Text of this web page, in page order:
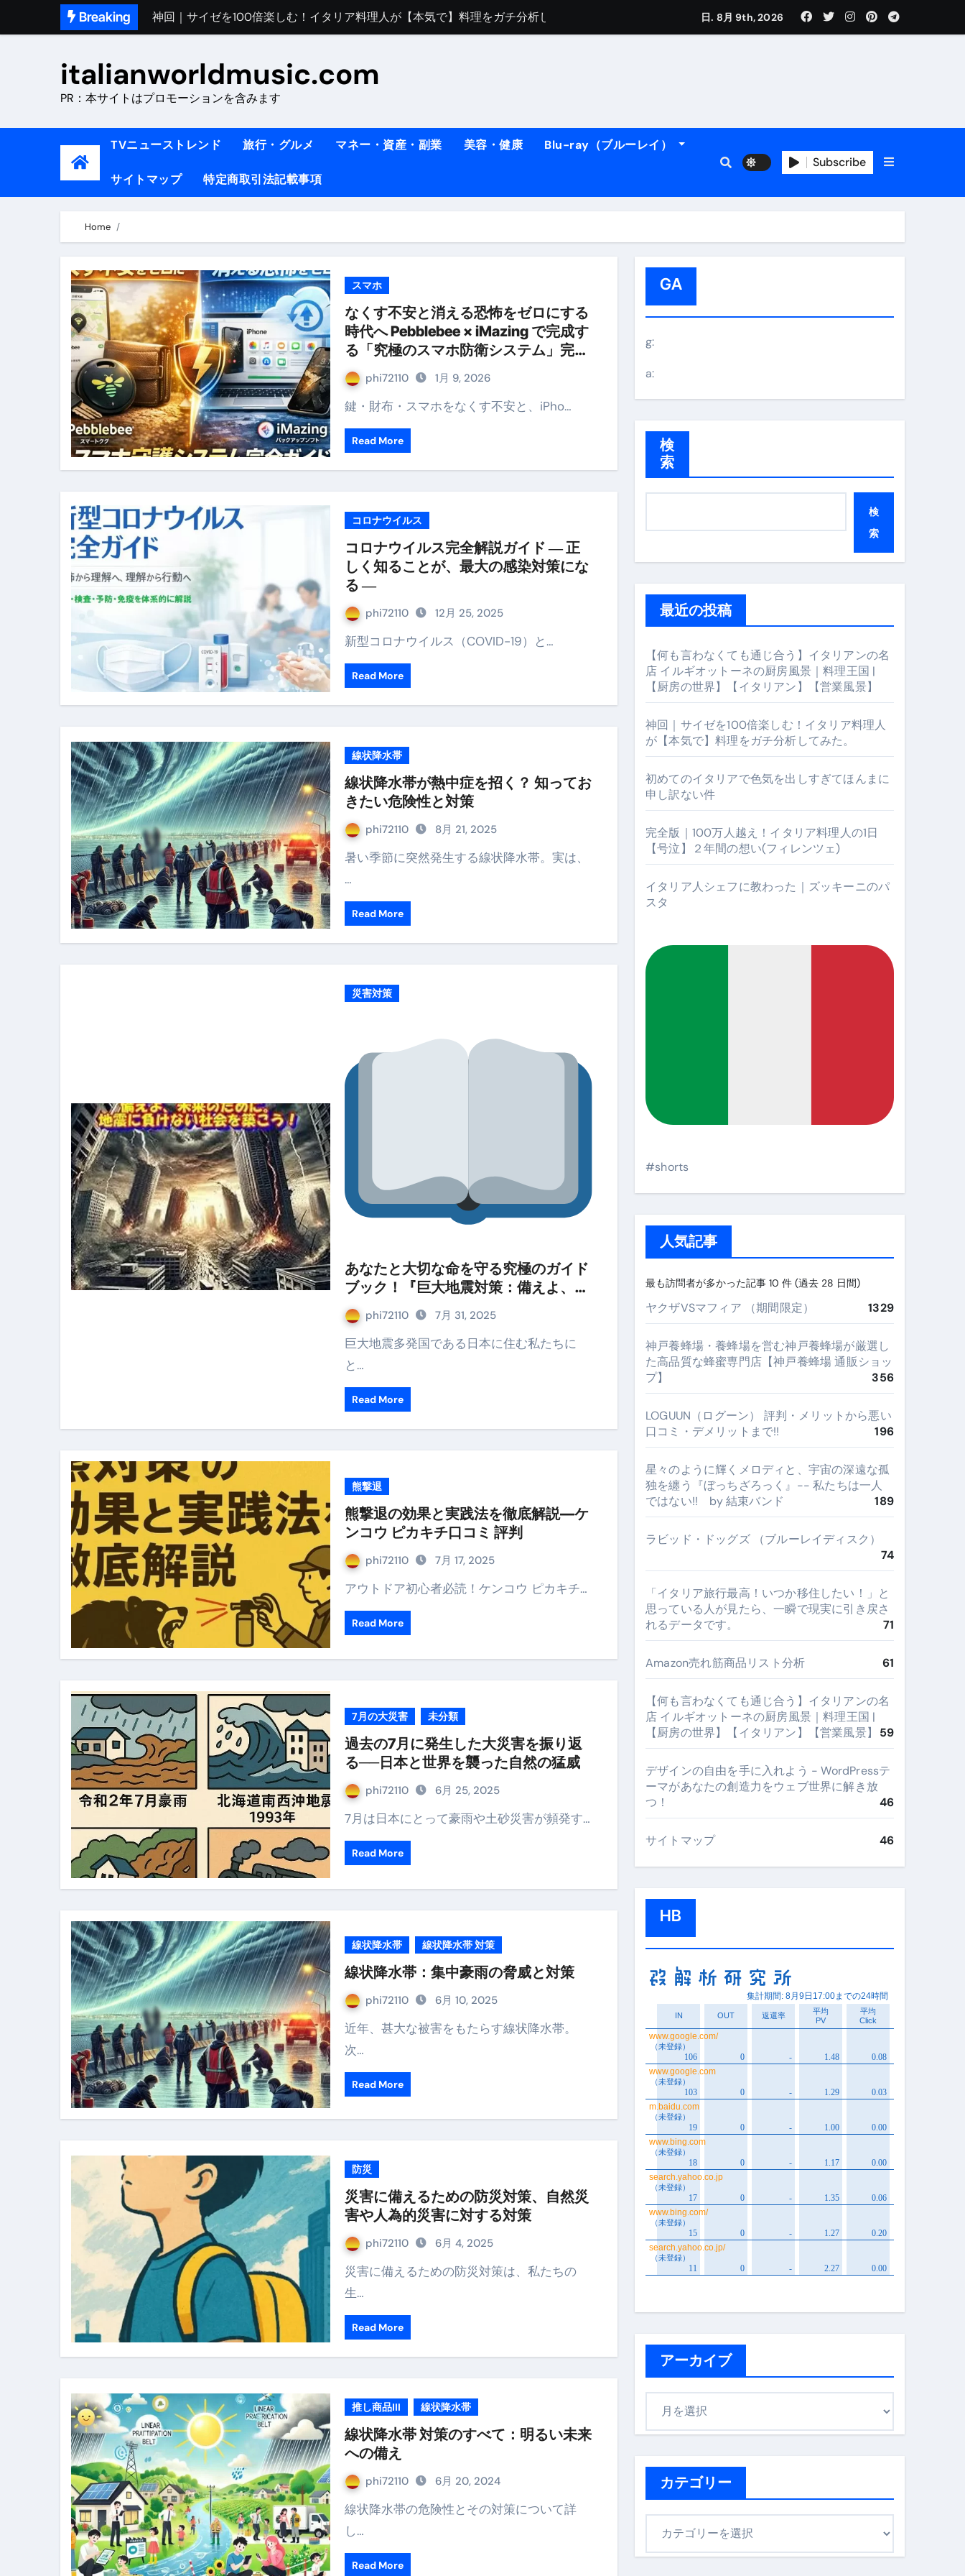
Breaking
初めてのイタリアで色気を出しすぎてほんまに申し訳ない件
イタリア人シェフに教わった｜ズッキーニのパスタ
​「イタリア旅行最高！いつか移住したい！」と思っている人が見たら、一瞬で現実に引き戻されるデータです。
イタリアNo. 1肉料理【ポルケッタ】スーパーの豚肉が大変身#shorts
南イタリアの楽園・ポジターノ＆アマルフィ海岸へ！
トラブル回避のリアルな裏技アド
ラビッド・ドッグズ （ブルーレイディスク）
【カルボナーラの世界】イタリア料理 #Shorts
TRUE COLORS （ブルーレイディスク）
TRUE COLORS
イタリア料理店【営業風景】週末ビリビリのランチ営業
笑む窓のある家 4K修復版 （ブルーレイディスク）
ゼダー/死霊の復活祭 （ブルーレイディスク）
死ぬまでに行きたい！【３つ星】ベストレストランを体験してみた結果…
【Vlog：July 2025】マリナと過ごしたイタリア
Lake Como, Italy VLOG | Awesome things to do in Lake Como!
【Instagram Live】イタリア行きの飛行機乗り遅れ事件について
【賄いラーメン】人生初の二郎系ラーメン！イタリア人シェフ達に作ってみた結果…
【トマトパスタ】三ツ星シェフのパスタを完全再現 #shorts
フェノミナ-4K吹替音声収録版 SPECIAL-（4K ULTRA HD）
フェノミナ-4K吹替音声収録版- （ブルーレイディスク）
2026年料理人ローマへ行く！航空券0円てマジ？&アジア飯食べ尽くし
今年一番美味しい【卵かけご飯】#shorts
イタリア旅行体験談＆オススメスポット｜a domenica! – Podcast #8
本場イタリア観光客の来ない店【ペスト・ジェノベーゼ】が衝撃のうまさ！
【何も言わなくても通じ合う】イタリアンの名店 イルギオットーネの厨房風景｜料理王国 | 【厨房の世界】【イタリアン】【営業風景】
日. 8月 9th, 2026
italianworldmusic.com
PR：本サイトはプロモーションを含みます
TVニューストレンド 旅行・グルメ マネー・資産・副業 美容・健康 Blu-ray（ブルーレイ）
サイトマップ 特定商取引法記載事項
Subscribe
Home
スマホ
なくす不安と消える恐怖をゼロにする
時代へ Pebblebee × iMazing で完成す
る「究極のスマホ防衛システム」完全
ガイド
phi72110 1月 9, 2026
鍵・財布・スマホをなくす不安と、iPho…
Read More
コロナウイルス
コロナウイルス完全解説ガイド ― 正
しく知ることが、最大の感染対策にな
る ―
phi72110 12月 25, 2025
新型コロナウイルス（COVID-19）と…
Read More
線状降水帯
線状降水帯が熱中症を招く？ 知ってお
きたい危険性と対策
phi72110 8月 21, 2025
暑い季節に突然発生する線状降水帯。実は、
…
Read More
災害対策
あなたと大切な命を守る究極のガイド
ブック！『巨大地震対策：備えよ、未
来のために。地震に負けない社会を築
こう！』が今、なぜ必読なのか？
phi72110 7月 31, 2025
巨大地震多発国である日本に住む私たちに
と…
Read More
熊撃退
熊撃退の効果と実践法を徹底解説—ケ
ンコウ ピカキチ口コミ 評判
phi72110 7月 17, 2025
アウトドア初心者必読！ケンコウ ピカキチ…
Read More
7月の大災害 未分類
過去の7月に発生した大災害を振り返
る──日本と世界を襲った自然の猛威
phi72110 6月 25, 2025
7月は日本にとって豪雨や土砂災害が頻発す…
Read More
線状降水帯 線状降水帯 対策
線状降水帯：集中豪雨の脅威と対策
phi72110 6月 10, 2025
近年、甚大な被害をもたらす線状降水帯。
次…
Read More
防災
災害に備えるための防災対策、自然災
害や人為的災害に対する対策
phi72110 6月 4, 2025
災害に備えるための防災対策は、私たちの
生…
Read More
推し商品III 線状降水帯
線状降水帯 対策のすべて：明るい未来
への備え
phi72110 6月 20, 2024
線状降水帯の危険性とその対策について詳
し…
Read More
GA
g:
a:
検
索
検
索
最近の投稿
【何も言わなくても通じ合う】イタリアンの名
店 イルギオットーネの厨房風景｜料理王国 |
【厨房の世界】【イタリアン】【営業風景】
神回｜サイゼを100倍楽しむ！イタリア料理人
が【本気で】料理をガチ分析してみた。
初めてのイタリアで色気を出しすぎてほんまに
申し訳ない件
完全版｜100万人越え！イタリア料理人の1日
【号泣】２年間の想い(フィレンツェ)
イタリア人シェフに教わった｜ズッキーニのパ
スタ
#shorts
人気記事
最も訪問者が多かった記事 10 件 (過去 28 日間)
ヤクザVSマフィア （期間限定） 1329
神戸養蜂場・養蜂場を営む神戸養蜂場が厳選し
た高品質な蜂蜜専門店【神戸養蜂場 通販ショッ
プ】
356
LOGUUN（ログーン） 評判・メリットから悪い
口コミ・デメリットまで!!
196
星々のように輝くメロディと、宇宙の深遠な孤
独を纏う『ぼっちざろっく』-- 私たちは一人
ではない!! by 結束バンド
189
ラビッド・ドッグズ （ブルーレイディスク）
74
​「イタリア旅行最高！いつか移住したい！」と
思っている人が見たら、一瞬で現実に引き戻さ
れるデータです。
71
Amazon売れ筋商品リスト分析 61
【何も言わなくても通じ合う】イタリアンの名
店 イルギオットーネの厨房風景｜料理王国 |
【厨房の世界】【イタリアン】【営業風景】
59
デザインの自由を手に入れよう - WordPressテ
ーマがあなたの創造力をウェブ世界に解き放
つ！
46
サイトマップ 46
HB
アーカイブ
カテゴリー